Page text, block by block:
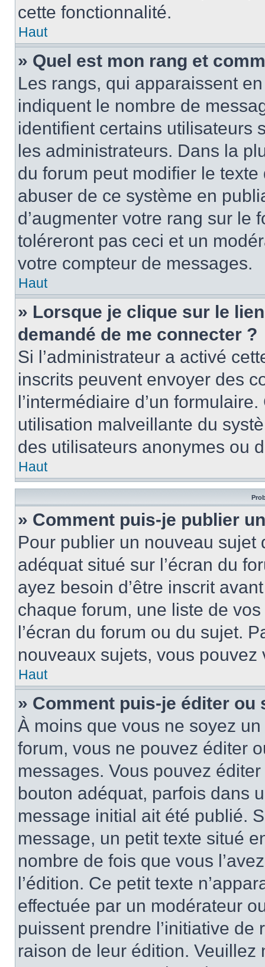
cette fonctionnalité.
Haut
» Quel est mon rang et
Les rangs, qui apparaissent
indiquent le nombre de
identifient certains utilisateurs
les administrateurs. Dans la
du forum peut modifier le
abuser de ce système en
d’augmenter votre rang sur le
toléreront pas ceci et un
votre compteur de messages.
Haut
» Lorsque je clique sur le
demandé de me connecter ?
Si l’administrateur a activé
inscrits peuvent envoyer des
l’intermédiaire d’un
utilisation malveillante du
des utilisateurs anonymes ou
Haut
» Comment puis-je publier
Pour publier un nouveau
adéquat situé sur l’écran du
ayez besoin d’être inscrit
chaque forum, une liste de
l’écran du forum ou du sujet.
nouveaux sujets, vous
Haut
» Comment puis-je éditer
À moins que vous ne soyez
forum, vous ne pouvez éditer
messages. Vous pouvez
bouton adéquat, parfois dans
message initial ait été publié.
message, un petit texte situé
nombre de fois que vous
l’édition. Ce petit texte
effectuée par un modérateur
puissent prendre l’initiative
raison de leur édition.